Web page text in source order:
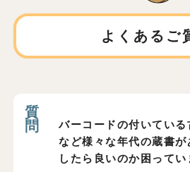
よくあるご
バーコードの付いてい
など様々な年代の蔵書が
したら良いのか困ってい